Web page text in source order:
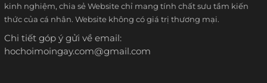
kinh nghiệm, chia sẻ Website chỉ mang tính chất sưu tầm kiến
thức của cá nhân. Website không có giá trị thương mại.
Chi tiết góp ý gửi về email:
hochoimoingay.com@gmail.com